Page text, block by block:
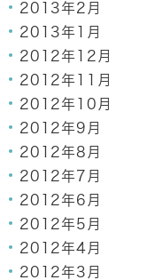
2013年2月
2013年1月
2012年12月
2012年11月
2012年10月
2012年9月
2012年8月
2012年7月
2012年6月
2012年5月
2012年4月
2012年3月